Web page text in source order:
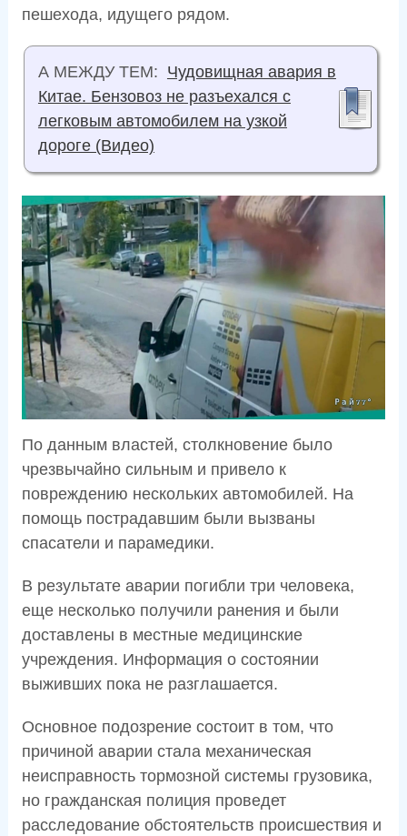
пешехода, идущего рядом.
А МЕЖДУ ТЕМ: Чудовищная авария в
Китае. Бензовоз не разъехался с
легковым автомобилем на узкой
дороге (Видео)
По данным властей, столкновение было
чрезвычайно сильным и привело к
повреждению нескольких автомобилей. На
помощь пострадавшим были вызваны
спасатели и парамедики.
В результате аварии погибли три человека,
еще несколько получили ранения и были
доставлены в местные медицинские
учреждения. Информация о состоянии
выживших пока не разглашается.
Основное подозрение состоит в том, что
причиной аварии стала механическая
неисправность тормозной системы грузовика,
но гражданская полиция проведет
расследование обстоятельств происшествия и